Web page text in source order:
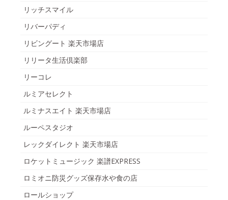
リッチスマイル
リバーパディ
リビングート 楽天市場店
リリータ生活倶楽部
リーコレ
ルミアセレクト
ルミナスエイト 楽天市場店
ルーペスタジオ
レックダイレクト 楽天市場店
ロケットミュージック 楽譜EXPRESS
ロミオニ防災グッズ保存水や食の店
ロールショップ